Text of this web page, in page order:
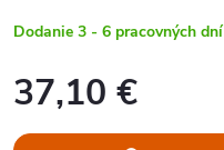
Dodanie 3 - 6 pracovných dní
37,10 €